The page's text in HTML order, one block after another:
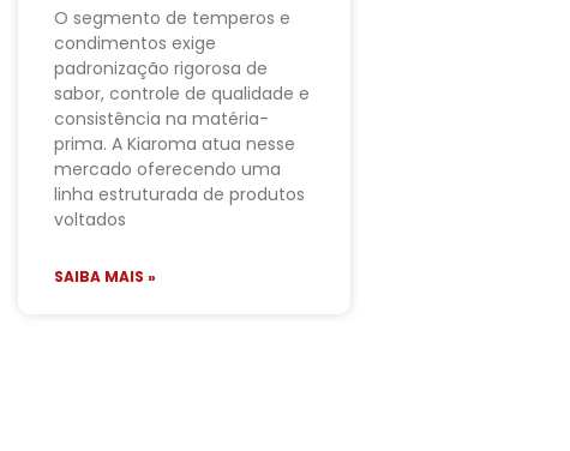
O segmento de temperos e
condimentos exige
padronização rigorosa de
sabor, controle de qualidade e
consistência na matéria-
prima. A Kiaroma atua nesse
mercado oferecendo uma
linha estruturada de produtos
voltados
SAIBA MAIS »